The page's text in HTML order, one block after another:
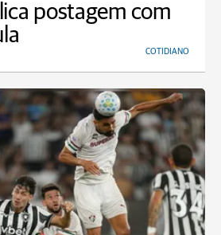
postagem com
COTIDIANO